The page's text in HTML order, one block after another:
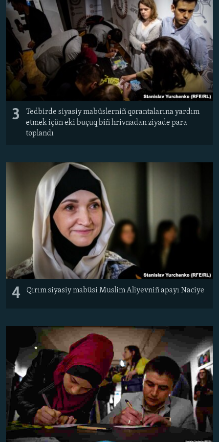
3
Tedbirde siyasiy mabüslerniñ qorantalarına yardım
etmek içün eki buçuq biñ hrivnadan ziyade para
toplandı
4 Qırım siyasiy mabüsi Muslim Aliyevniñ apayı Naciye